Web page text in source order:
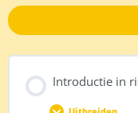
Introductie in
Uitbreiden